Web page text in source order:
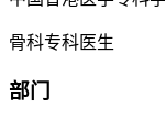
骨科专科医生
部门